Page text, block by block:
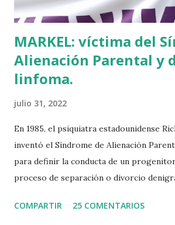
Azkarate ...
MARKEL: víctima del
Alienación Parental y
linfoma.
julio 31, 2022
En 1985, el psiquiatra estadounidense
inventó el Síndrome de Alienación
para definir la conducta de un
proceso de separación o divorcio
machismo predominante hace 40 años
COMPARTIR 25 COMENTARIOS